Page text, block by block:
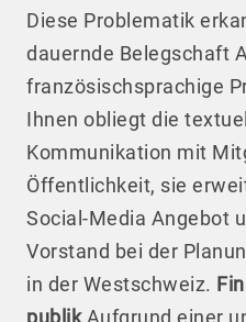
Diese Problematik
dauernde Belegschaft
französischsprachige
Ihnen obliegt die
Kommunikation mit
Öffentlichkeit, sie
Social-Media Angebot
Vorstand bei der
in der Westschweiz.
publikAufgrund einer